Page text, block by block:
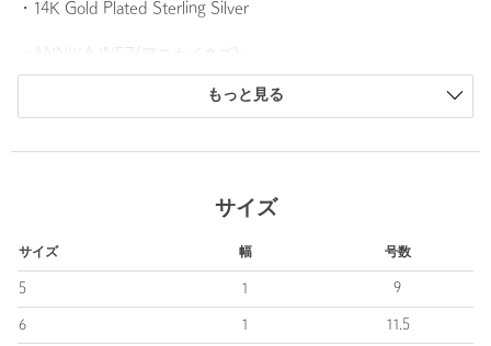
・14K Gold Plated Sterling Silver
＜by boe＞のデザイナーAnnika Inezが自身の名をブランド名とし
らインスパイアされた、モダンでユニークなアクセサリーは多く
女性らしい華奢なラインとミニマルで存在感のあるフォルムで、
世界中のファッショニスタも認める完成度の高いデザインが特徴
【注意事項】
※商品を使用前に、タグ等に記載されている「取り扱い上の注意
書き」、「洗濯表示」を必ずご確認ください。
もっと見る
サイズ
サイズ 幅 号数
5 1 9
6 1 11.5